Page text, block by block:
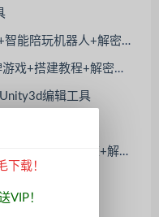
人+解密工具+语音视频教程
+搭建教程+解密工具
编辑工具
辑工具)
组件三端完整+解密工具
解密工具
工具
下载！
VIP！